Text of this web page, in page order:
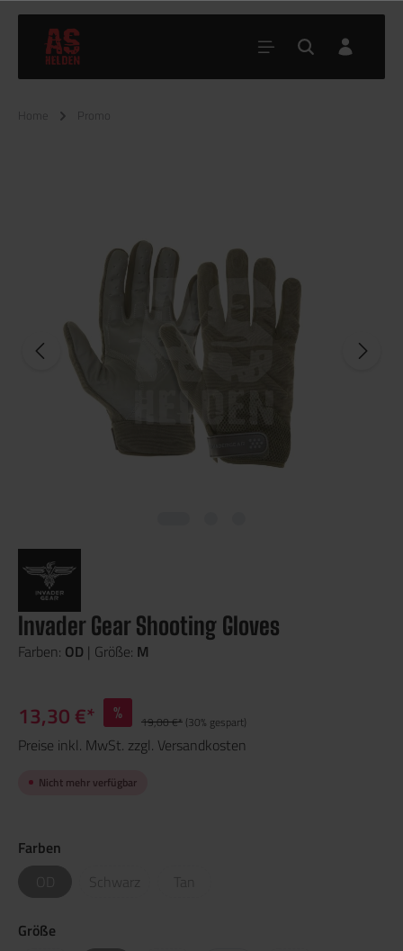
Home Promo
Invader Gear Shooting Gloves
Farben: OD | Größe: M
13,30 €* % 19,00 €* (30% gespart)
Preise inkl. MwSt. zzgl. Versandkosten
Nicht mehr verfügbar
Farben
OD
Schwarz
Größe